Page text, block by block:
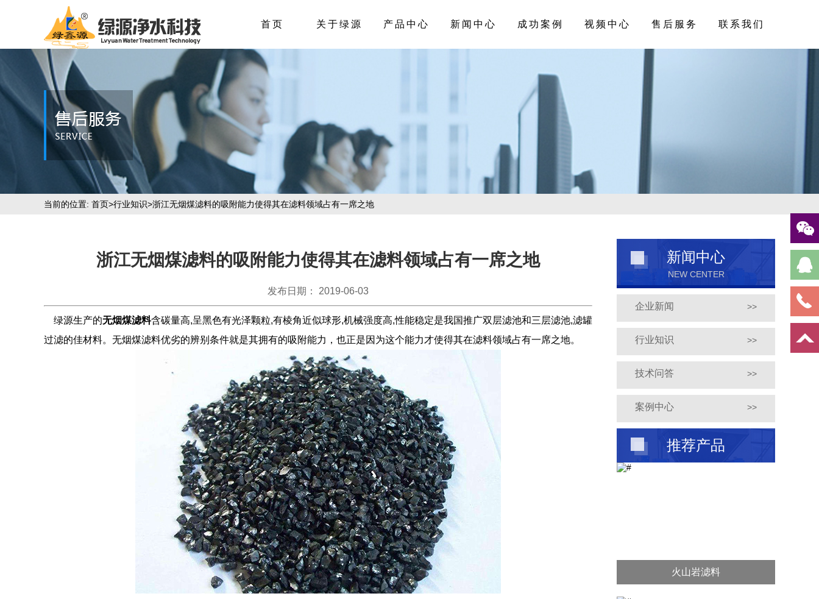
首页 关于绿源 产品中心 新闻中心 成功案例 视频中心 售后服务 联系我们
当前的位置: 首页>行业知识>浙江无烟煤滤料的吸附能力使得其在滤料领域占有一席之地
新闻中心
NEW CENTER
企业新闻 >>
行业知识 >>
技术问答 >>
案例中心 >>
推荐产品
火山岩滤料
浙江无烟煤滤料的吸附能力使得其在滤料领域占有一席之地
发布日期： 2019-06-03
绿源生产的无烟煤滤料含碳量高,呈黑色有光泽颗粒,有棱角近似球形,机械强度高,性能稳定是我国推广双层滤池和三层滤池,滤罐
过滤的佳材料。无烟煤滤料优劣的辨别条件就是其拥有的吸附能力，也正是因为这个能力才使得其在滤料领域占有一席之地。